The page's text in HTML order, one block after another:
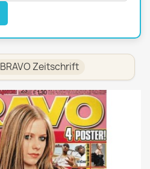
BRAVO Zeitschrift